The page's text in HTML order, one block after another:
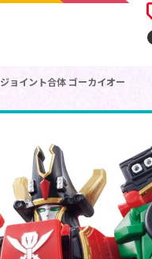
ジョイント合体 ゴーカイオー